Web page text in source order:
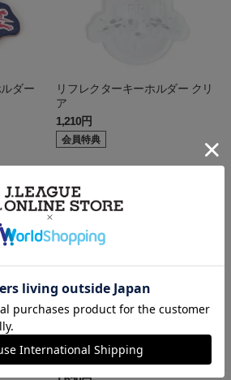
ダー
リフレクターキーホルダー クリ
ア
1,210円
会員特典
ーホ
[チームバス] メッキキーホルダ